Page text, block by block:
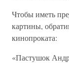
Чтобы иметь
картины,
кинопроката:
«Пастушок